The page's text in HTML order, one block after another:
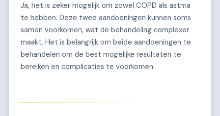
Ja, het is zeker mogelijk om zowel COPD als astma
te hebben. Deze twee aandoeningen kunnen soms
samen voorkomen, wat de behandeling complexer
maakt. Het is belangrijk om beide aandoeningen te
behandelen om de best mogelijke resultaten te
bereiken en complicaties te voorkomen.